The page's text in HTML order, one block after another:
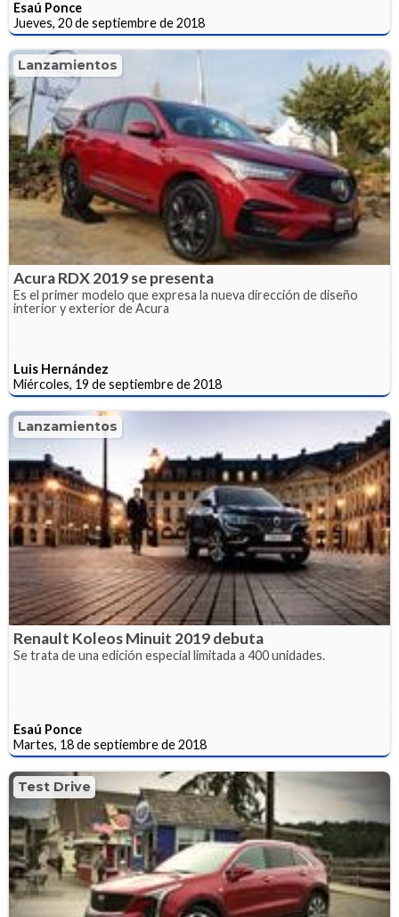
Esaú Ponce
Jueves, 20 de septiembre de 2018
Lanzamientos
Acura RDX 2019 se presenta
Es el primer modelo que expresa la nueva dirección de diseño
interior y exterior de Acura
Luis Hernández
Miércoles, 19 de septiembre de 2018
Lanzamientos
Renault Koleos Minuit 2019 debuta
Se trata de una edición especial limitada a 400 unidades.
Esaú Ponce
Martes, 18 de septiembre de 2018
Test Drive